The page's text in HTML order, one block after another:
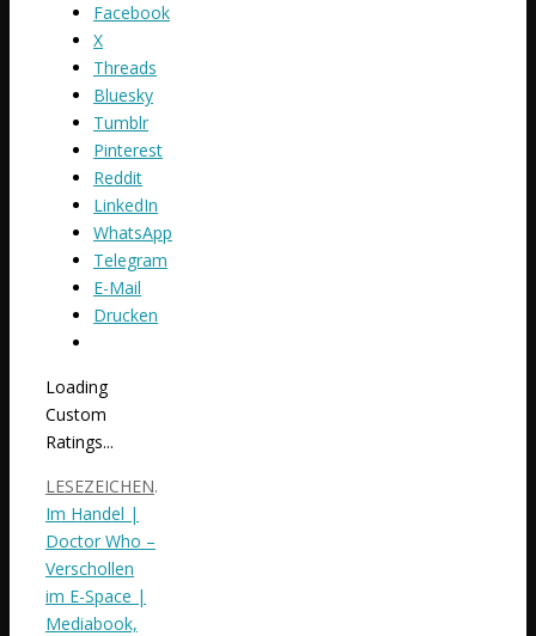
Facebook
X
Threads
Bluesky
Tumblr
Pinterest
Reddit
LinkedIn
WhatsApp
Telegram
E-Mail
Drucken
Loading
Custom
Ratings...
LESEZEICHEN.
Im Handel |
Doctor Who –
Verschollen
im E-Space |
Mediabook,